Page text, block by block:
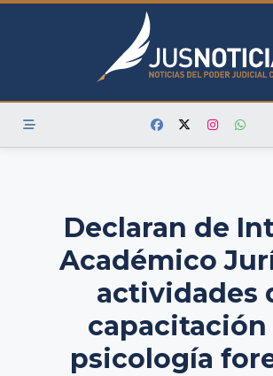
Skip
Declaran de
Académico
actividades
capacitación
psicología